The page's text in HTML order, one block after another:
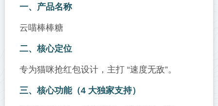
一、产品名称
云喵棒棒糖
二、核心定位
专为猫咪抢红包设计，主打 “速度无敌”。
三、核心功能（4 大独家支持）